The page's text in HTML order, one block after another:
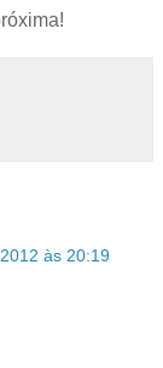
às 20:19